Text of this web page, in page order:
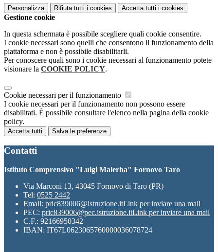
Personalizza Rifiuta tutti i cookies Accetta tutti i cookies
Gestione cookie
In questa schermata è possibile scegliere quali cookie consentire.
I cookie necessari sono quelli che consentono il funzionamento della
piattaforma e non è possibile disabilitarli.
Per conoscere quali sono i cookie necessari al funzionamento potete
visionare la COOKIE POLICY.
Cookie necessari per il funzionamento
I cookie necessari per il funzionamento non possono essere
disabilitati. È possibile consultare l'elenco nella pagina della cookie
policy.
Accetta tutti Salva le preferenze
Contatti
Istituto Comprensivo "Luigi Malerba" Fornovo Taro
Via Marconi 13, 43045 Fornovo di Taro (PR)
Tel: 0525 2442
Email: pric839006@istruzione.itLink per inviare una mail
PEC: pric839006@pec.istruzione.itLink per inviare una mail
C.F.: 92166950342
IBAN: IT67L0623065760000036078724